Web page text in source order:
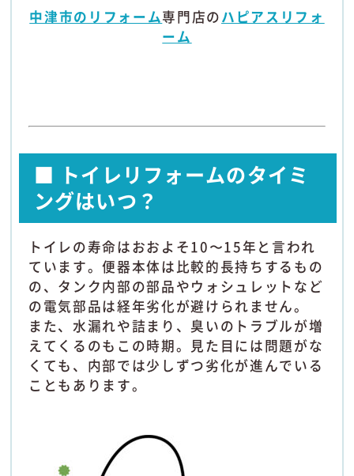
中津市のリフォーム専門店のハピアスリフォ
ーム
■ トイレリフォームのタイミ
ングはいつ？
トイレの寿命はおおよそ10〜15年と言われ
ています。便器本体は比較的長持ちするもの
の、タンク内部の部品やウォシュレットなど
の電気部品は経年劣化が避けられません。
また、水漏れや詰まり、臭いのトラブルが増
えてくるのもこの時期。見た目には問題がな
くても、内部では少しずつ劣化が進んでいる
こともあります。